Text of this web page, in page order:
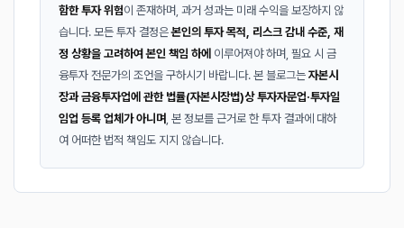
함한 투자 위험이 존재하며, 과거 성과는 미래 수익을 보장하지 않
습니다. 모든 투자 결정은본인의 투자 목적, 리스크 감내 수준, 재
정 상황을 고려하여 본인 책임 하에 이루어져야 하며, 필요 시 금
융투자 전문가의 조언을 구하시기 바랍니다. 본 블로그는 자본시
장과 금융투자업에 관한 법률(자본시장법)상 투자자문업·투자일
임업 등록 업체가 아니며 , 본 정보를 근거로 한 투자 결과에 대하
여 어떠한 법적 책임도 지지 않습니다.